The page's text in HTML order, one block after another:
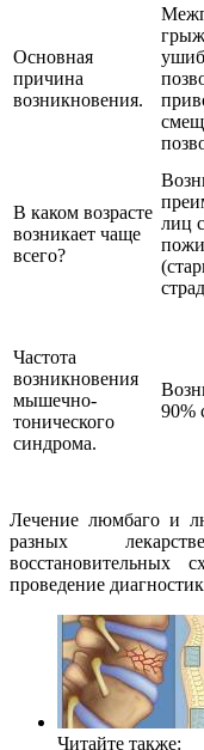
Основная
причина
возникновения.
В каком возрасте
возникает чаще
всего?
лиц
Частота
возникновения
мышечно-
тонического
синдрома.
90%
Лечение люмбаго и
разных
восстановительных
проведение
Читайте также: